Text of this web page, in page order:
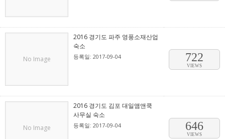
No Image
2016 경기도 파주 영풍소재산업
숙소
등록일: 2017-09-04 722
VIEWS
No Image
2016 경기도 김포 대일앰앤쿡
사무실 숙소
등록일: 2017-09-04 646
VIEWS